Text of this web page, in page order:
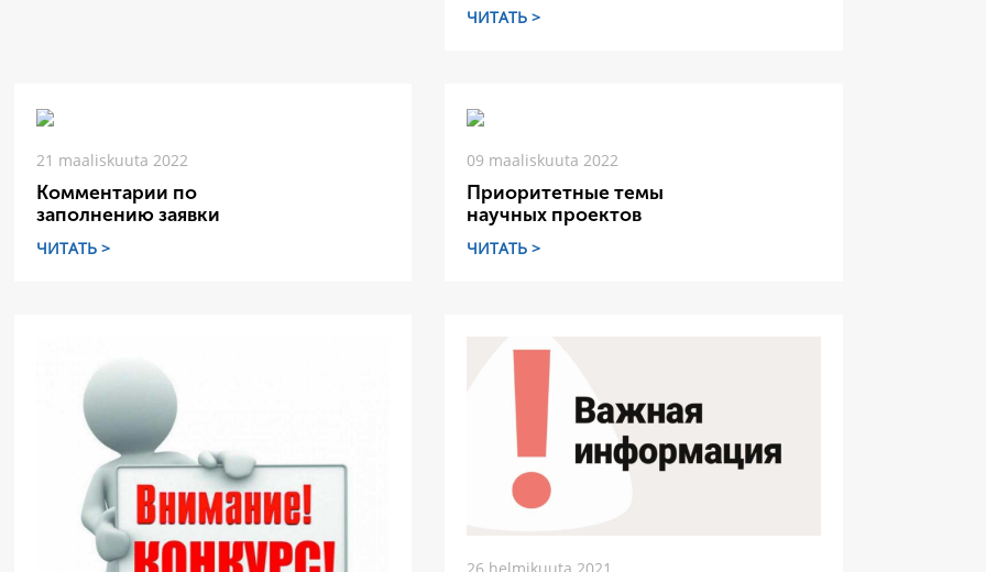
ЧИТАТЬ >
21 maaliskuuta 2022
Комментарии по
заполнению заявки
ЧИТАТЬ >
09 maaliskuuta 2022
Приоритетные темы
научных проектов
ЧИТАТЬ >
26 helmikuuta 2021